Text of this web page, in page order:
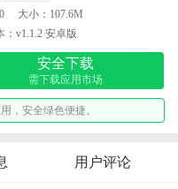
大小： 107.6M
： v1.1.2 安卓版
安全下载
需下载应用市场
，安全绿色便捷。
用户评论